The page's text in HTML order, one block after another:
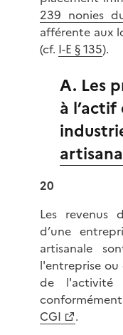
239 nonies
afférente aux
(cf. I-E § 135).
A. Les
à
20
Les revenus
d’une
artisanale
l'entreprise
de l'activité
conformément
CGI
.